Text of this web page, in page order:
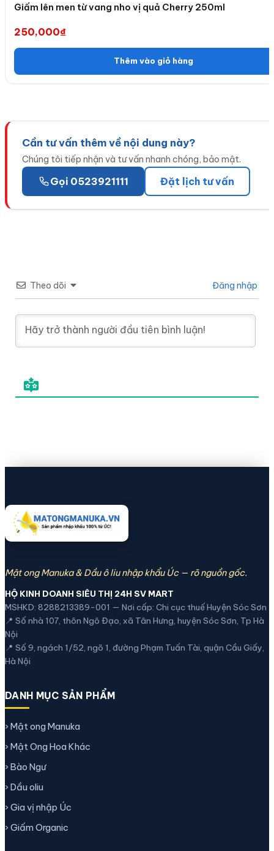
Giấm lên men từ vang nho vị quả Cherry 250ml
250,000₫
Thêm vào giỏ hàng
Cần tư vấn thêm về nội dung này?
Chúng tôi tiếp nhận và tư vấn nhanh chóng, bảo mật.
Gọi 0523921111 Đặt lịch tư vấn
Theo dõi Đăng nhập
Mật ong Manuka & Dầu ô liu nhập khẩu Úc — rõ nguồn gốc.
HỘ KINH DOANH SIÊU THỊ 24H SV MART
MSHKD: 8288213389-001 — Nơi cấp: Chi cục thuế Huyện Sóc Sơn
📍 Số nhà 107, thôn Ngô Đạo, xã Tân Hưng, huyện Sóc Sơn, Tp Hà
Nội
📍 Số 9, ngách 1/52, ngõ 1, đường Phạm Tuấn Tài, quận Cầu Giấy,
Hà Nội
DANH MỤC SẢN PHẨM
› Mật ong Manuka
› Mật Ong Hoa Khác
› Bào Ngư
› Dầu oliu
› Gia vị nhập Úc
› Giấm Organic